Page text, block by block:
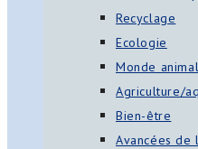
Recyclage
Ecologie
Monde animal
Agriculture/
Bien-être
Avancées de